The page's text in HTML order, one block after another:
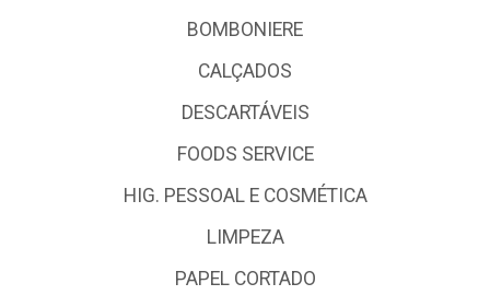
BOMBONIERE
CALÇADOS
DESCARTÁVEIS
FOODS SERVICE
HIG. PESSOAL E COSMÉTICA
LIMPEZA
PAPEL CORTADO